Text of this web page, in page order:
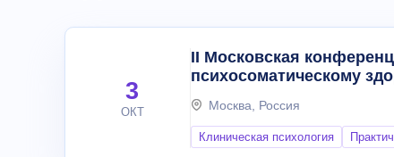
3
ОКТ
II Московская
психосоматическому
Москва, Россия
Клиническая психология